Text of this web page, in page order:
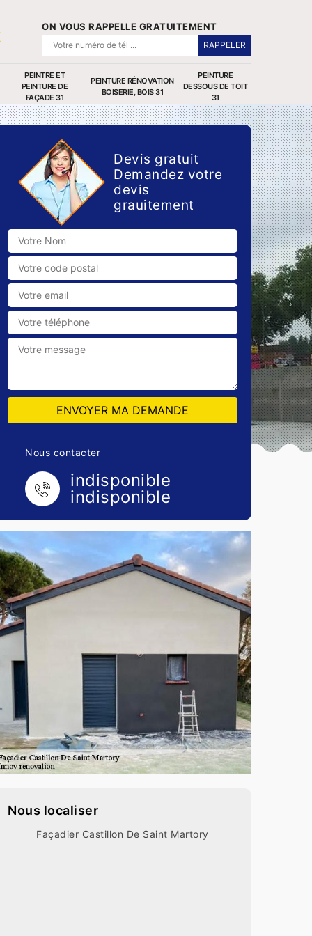
ON VOUS RAPPELLE GRATUITEMENT
PEINTRE ET
PEINTURE DE
FAÇADE 31
PEINTURE RÉNOVATION
BOISERIE, BOIS 31
PEINTURE
DESSOUS DE TOIT
31
Devis gratuit
Demandez votre
devis
grauitement
Nous contacter
indisponible
indisponible
Nous localiser
Façadier Castillon De Saint Martory